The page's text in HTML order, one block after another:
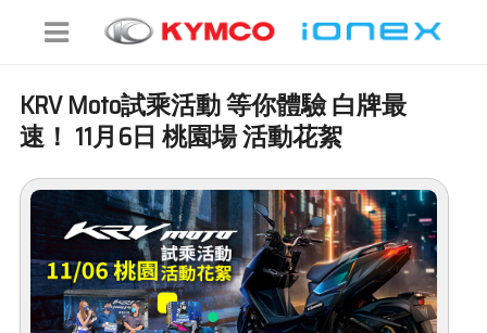
KRV Moto試乘活動 等你體驗 白牌最
速！ 11月6日 桃園場 活動花絮